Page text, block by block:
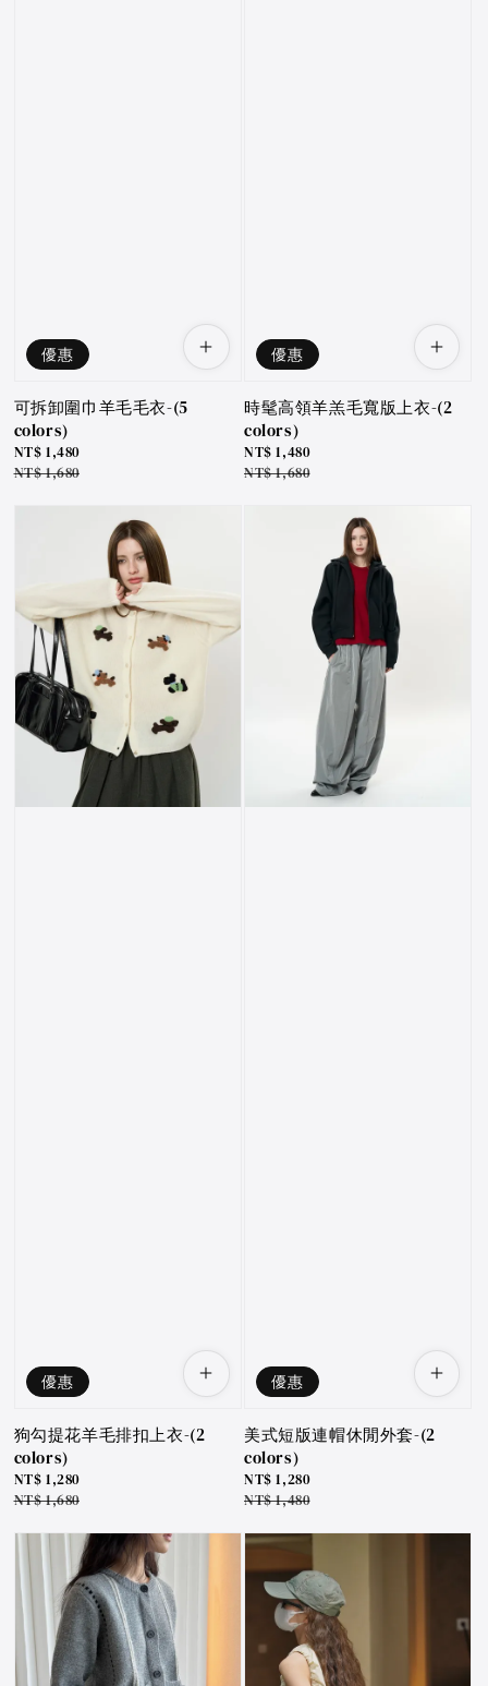
優惠
可拆卸圍巾羊毛毛衣-(5
colors)
Sale
price
NT$ 1,480
Regular
NT$ 1,680
優惠
時髦高領羊羔毛寬版上衣-(2
colors)
Sale
price
NT$ 1,480
Regular
NT$ 1,680
優惠
狗勾提花羊毛排扣上衣-(2
colors)
Sale
price
NT$ 1,280
Regular
NT$ 1,680
優惠
美式短版連帽休閒外套-(2
colors)
Sale
price
NT$ 1,280
Regular
NT$ 1,480